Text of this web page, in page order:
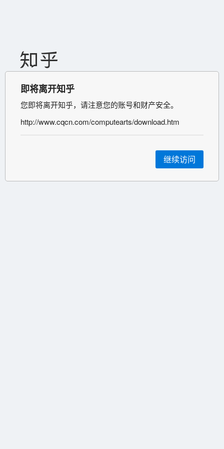
即将离开知乎
您即将离开知乎，请注意您的账号和财产安全。
http://www.cqcn.com/computearts/download.htm
继续访问